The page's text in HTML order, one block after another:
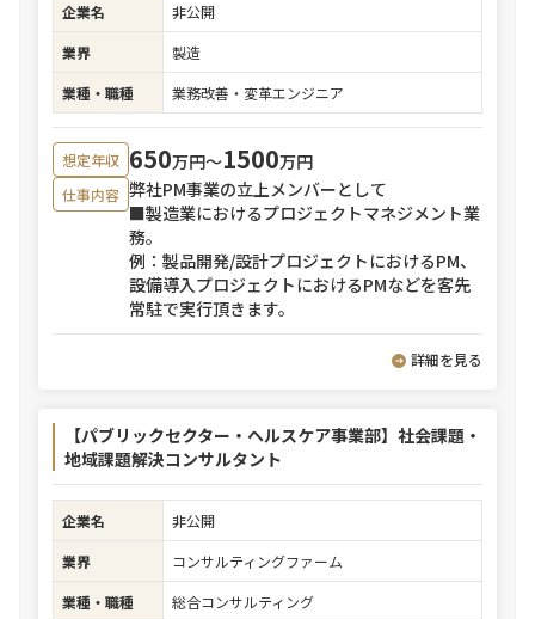
企業名
非公開
業界
製造
業種・職種
業務改善・変革エンジニア
想定年収 650万円〜1500万円
仕事内容 弊社PM事業の立上メンバーとして
■製造業におけるプロジェクトマネジメント業
務。
例：製品開発/設計プロジェクトにおけるPM、
設備導入プロジェクトにおけるPMなどを客先
常駐で実行頂きます。
詳細を見る
【パブリックセクター・ヘルスケア事業部】社会課題・
地域課題解決コンサルタント
企業名
非公開
業界
コンサルティングファーム
業種・職種
総合コンサルティング